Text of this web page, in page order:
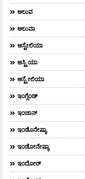
ಆಲುವ
ಆಲುವಾ
ಆಸ್ಟೇಲಿಯಾ
ಆಸ್ಟ್ರಿಯಾ
ಆಸ್ಟ್ರೇಲಿಯಾ
ಇಂಗ್ಲೆಂಡ್
ಇಂಚಾನ್
ಇಂಡೊನೇಷ್ಯಾ
ಇಂಡೋನೇಷ್ಯಾ
ಇಂದೋರ್